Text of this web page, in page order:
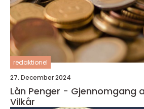
redaktionel
27. December 2024
Lån Penger - Gjennomgang
Vilkår